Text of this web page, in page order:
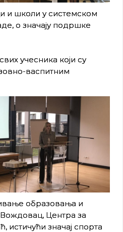
и школи у системском
о значају подршке
учесника који су
васпитним
образовања и
Центра за
значај спорта